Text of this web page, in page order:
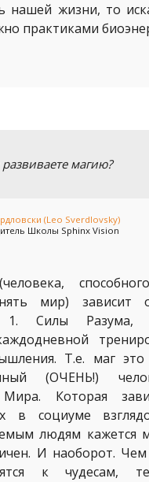
нашей жизни, то
практиками
магию?
(Leo Sverdlovsky)
Школы Sphinx Vision
мир) зависит
1. Силы
Т.е. маг
(ОЧЕНЬ!)
Которая
в социуме
людям кажется
И наоборот.
к чудесам,